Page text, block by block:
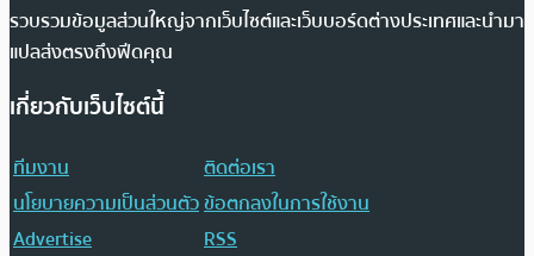
รวบรวมข้อมูลส่วนใหญ่จากเว็บไซต์และเว็บบอร์ดต่างประเทศและนำมา
แปลส่งตรงถึงฟีดคุณ
เกี่ยวกับเว็บไซต์นี้
ทีมงาน
ติดต่อเรา
นโยบายความเป็นส่วนตัวข้อตกลงในการใช้งาน
Advertise
RSS